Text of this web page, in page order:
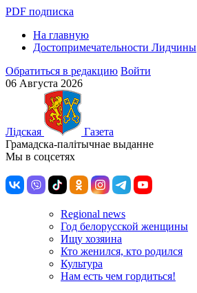
PDF подписка
На главную
Достопримечательности Лидчины
Обратиться в редакцию Войти
06 Августа 2026
Лiдская
Газета
Грамадска-палiтычнае выданне
Мы в соцсетях
Regional news
Год белорусской женщины
Ищу хозяина
Кто женился, кто родился
Культура
Нам есть чем гордиться!